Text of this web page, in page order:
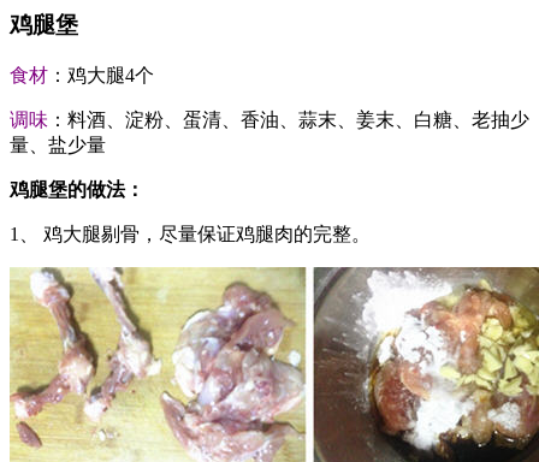
鸡腿堡
食材 ：鸡大腿4个
调味 ：料酒、淀粉、蛋清、香油、蒜末、姜末、白糖、老抽少
量、盐少量
鸡腿堡的做法：
1、 鸡大腿剔骨，尽量保证鸡腿肉的完整。